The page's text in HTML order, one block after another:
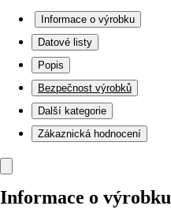
Informace o výrobku
Datové listy
Popis
Bezpečnost výrobků
Další kategorie
Zákaznická hodnocení
Informace o výrobku